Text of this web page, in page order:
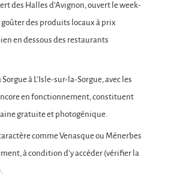
des Halles d’Avignon, ouvert le week-
des produits locaux à prix
en dessous des restaurants
Sorgue à L’Isle-sur-la-Sorgue, avec les
en fonctionnement, constituent
gratuite et photogénique.
comme Venasque ou Ménerbes
à condition d’y accéder (vérifier la